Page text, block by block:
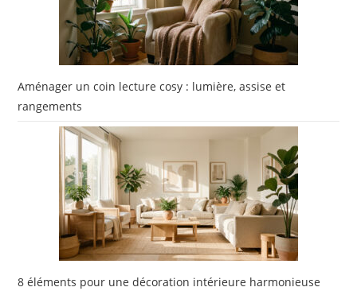
Aménager un coin lecture cosy : lumière, assise et
rangements
8 éléments pour une décoration intérieure harmonieuse